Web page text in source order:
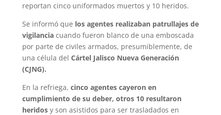
reportan cinco uniformados muertos y 10 heridos.
Se informó que los agentes realizaban patrullajes de
vigilanciacuando fueron blanco de una emboscada
por parte de civiles armados, presumiblemente, de
una célula del Cártel Jalisco Nueva Generación
(CJNG).
En la refriega, cinco agentes cayeron en
cumplimiento de su deber, otros 10 resultaron
heridosy son asistidos para ser trasladados en